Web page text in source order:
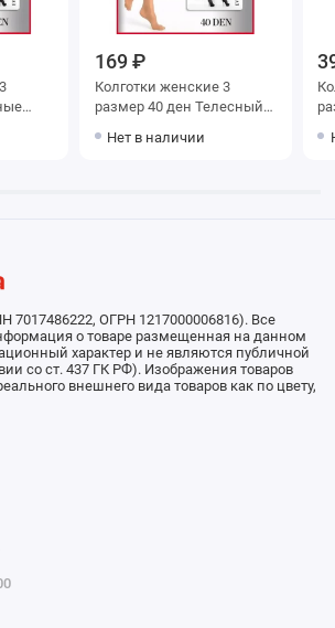
169 ₽
Колготки женские 3
размер 40 ден Телесный
Нет в наличии
7017486222, ОГРН 1217000006816). Все
о товаре размещенная на данном
характер и не являются публичной
со ст. 437 ГК РФ). Изображения товаров
внешнего вида товаров как по цвету,